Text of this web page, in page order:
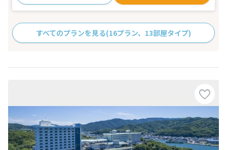
すべてのプランを見る(16プラン、13部屋タイプ)